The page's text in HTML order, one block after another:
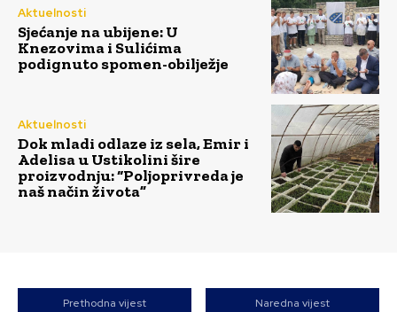
Aktuelnosti
Sjećanje na ubijene: U
Knezovima i Sulićima
podignuto spomen-obilježje
Aktuelnosti
Dok mladi odlaze iz sela, Emir i
Adelisa u Ustikolini šire
proizvodnju: “Poljoprivreda je
naš način života”
Prethodna vijest Naredna vijest